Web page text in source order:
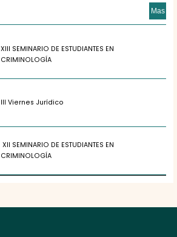
Mas
XIII SEMINARIO DE ESTUDIANTES EN
CRIMINOLOGÍA
III Viernes Jurídico
XII SEMINARIO DE ESTUDIANTES EN
CRIMINOLOGÍA